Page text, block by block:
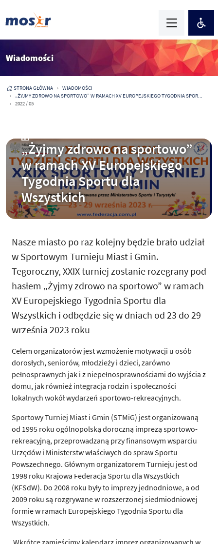
Wiadomości
STRONA GŁÓWNA
WIADOMOŚCI
„ŻYJMY ZDROWO NA SPORTOWO” W RAMACH XV EUROPEJSKIEGO TYGODNIA SPOR...
2022 / 05
„Żyjmy zdrowo na sportowo”
w ramach XV Europejskiego
Tygodnia Sportu dla
Wszystkich
Nasze miasto po raz kolejny będzie brało udział
w Sportowym Turnieju Miast i Gmin.
Tegoroczny, XXIX turniej zostanie rozegrany pod
hasłem „Żyjmy zdrowo na sportowo” w ramach
XV Europejskiego Tygodnia Sportu dla
Wszystkich i odbędzie się w dniach od 23 do 29
września 2023 roku
Celem organizatorów jest wzmożenie motywacji u osób
dorosłych, seniorów, młodzieży i dzieci, zarówno
pełnosprawnych jak i z niepełnosprawnościami do wyjścia z
domu, jak również integracja rodzin i społeczności
lokalnych wokół wydarzeń sportowo-rekreacyjnych.
Sportowy Turniej Miast i Gmin (STMiG) jest organizowaną
od 1995 roku ogólnopolską doroczną imprezą sportowo-
rekreacyjną, przeprowadzaną przy finansowym wsparciu
Urzędów i Ministerstw właściwych do spraw Sportu
Powszechnego. Głównym organizatorem Turnieju jest od
1998 roku Krajowa Federacja Sportu dla Wszystkich
(KFSdW). Do 2008 roku były to imprezy jednodniowe, a od
2009 roku są rozgrywane w rozszerzonej siedmiodniowej
formie w ramach Europejskiego Tygodnia Sportu dla
Wszystkich.
Wkrótce zamieścimy kalendarz imprez organizowanych w